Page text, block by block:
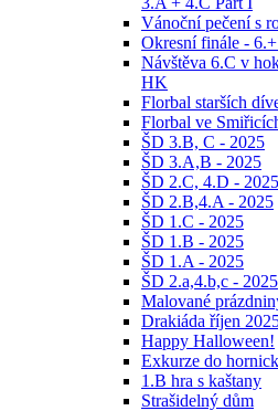
Vánoční pečení s
Okresní finále -
Návštěva 6.C v
HK
Florbal starších
Florbal ve
ŠD 3.B, C - 2025
ŠD 3.A,B - 2025
ŠD 2.C, 4.D - 2025
ŠD 2.B,4.A - 2025
ŠD 1.C - 2025
ŠD 1.B - 2025
ŠD 1.A - 2025
ŠD 2.a,4.b,c - 2025
Malované
Drakiáda říjen
Happy Halloween!
Exkurze do
1.B hra s kaštany
Strašidelný dům